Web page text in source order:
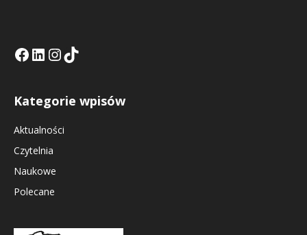
Facebook
LinkedIn
Tik Tok KEInstagramm KE
Kategorie wpisów
Aktualności
Czytelnia
Naukowe
Polecane